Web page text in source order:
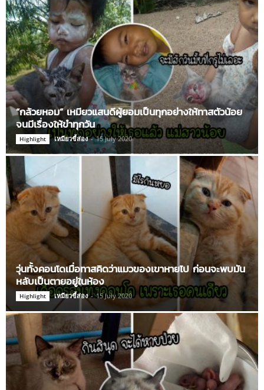
“กล้วยหอม” เหมียวแสนดีผู้ยอมเป็นทุกอย่างให้ทาสตัวน้อย
จนมีเรื่องให้ขำทุกวัน
Highlight เหมียวขี้ส่อง - 15 July 2020
วุ่นทั้งคอนโดเมื่อทาสคิดว่าแมวของเขาหายไป ก่อนจะพบมัน
หลับเป็นตายอยู่ในห้อง
Highlight เหมียวขี้ส่อง - 15 July 2020